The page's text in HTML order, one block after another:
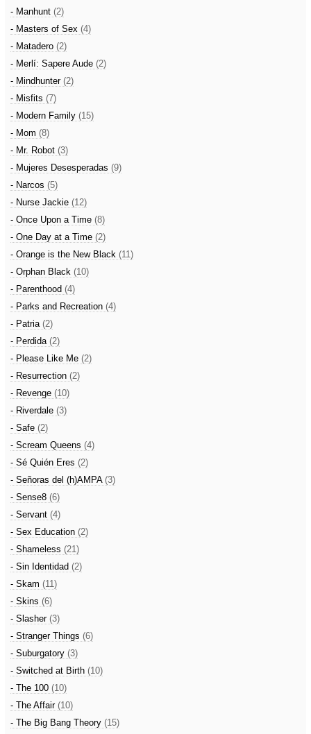
- Manhunt (2)
- Masters of Sex (4)
- Matadero (2)
- Merlí: Sapere Aude (2)
- Mindhunter (2)
- Misfits (7)
- Modern Family (15)
- Mom (8)
- Mr. Robot (3)
- Mujeres Desesperadas (9)
- Narcos (5)
- Nurse Jackie (12)
- Once Upon a Time (8)
- One Day at a Time (2)
- Orange is the New Black (11)
- Orphan Black (10)
- Parenthood (4)
- Parks and Recreation (4)
- Patria (2)
- Perdida (2)
- Please Like Me (2)
- Resurrection (2)
- Revenge (10)
- Riverdale (3)
- Safe (2)
- Scream Queens (4)
- Sé Quién Eres (2)
- Señoras del (h)AMPA (3)
- Sense8 (6)
- Servant (4)
- Sex Education (2)
- Shameless (21)
- Sin Identidad (2)
- Skam (11)
- Skins (6)
- Slasher (3)
- Stranger Things (6)
- Suburgatory (3)
- Switched at Birth (10)
- The 100 (10)
- The Affair (10)
- The Big Bang Theory (15)